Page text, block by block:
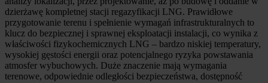
dzierżawę kompletnej stacji regazyfikacji LNG. Prawidłowe
przygotowanie terenu i spełnienie wymagań infrastrukturalnych to
klucz do bezpiecznej i sprawnej eksploatacji instalacji, co wynika z
właściwości fizykochemicznych LNG – bardzo niskiej temperatury,
wysokiej gęstości energii oraz potencjalnego ryzyka powstawania
atmosfer wybuchowych. Duże znaczenie mają wymagania
terenowe, odpowiednie odległości bezpieczeństwa, dostępność